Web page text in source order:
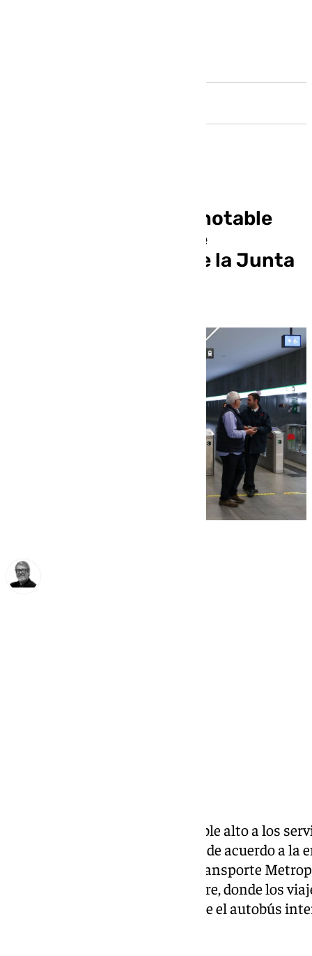
Los usuarios dan un notable
alto a los servicios de
transporte público de la Junta
Los usuarios han dado un notable alto a los
Junta de Andalucía en Granada de acuerdo a
realizada por el Consorcio de Transporte
durante el pasado mes de octubre, donde los
sobre diez al metro mientras que el autobús